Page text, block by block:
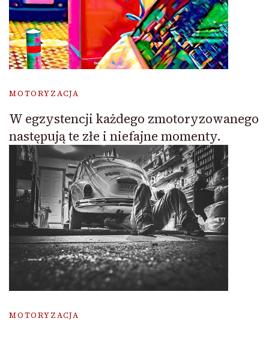
MOTORYZACJA
W egzystencji każdego zmotoryzowanego
następują te złe i niefajne momenty.
MOTORYZACJA